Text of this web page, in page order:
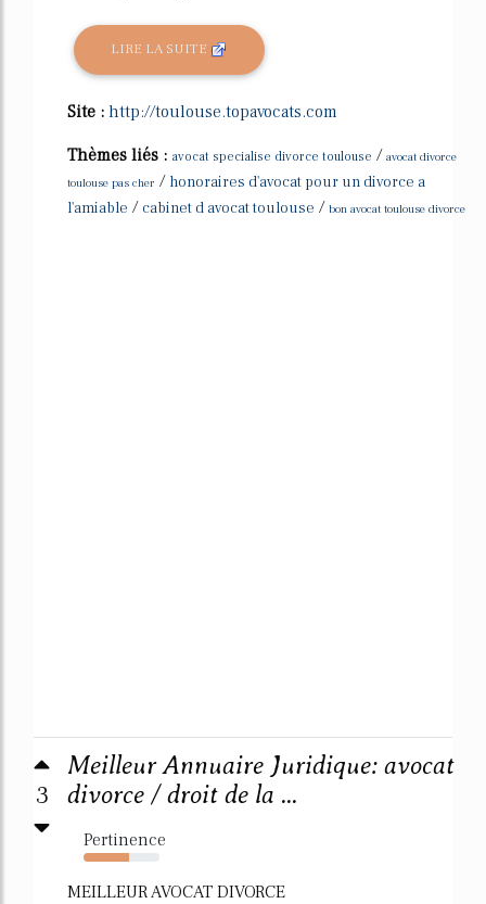
LIRE LA SUITE
Site : http://toulouse.topavocats.com
Thèmes liés : avocat specialise divorce toulouse / avocat divorce
toulouse pas cher / honoraires d'avocat pour un divorce a
l'amiable / cabinet d avocat toulouse / bon avocat toulouse divorce
3
Meilleur Annuaire Juridique: avocat
divorce / droit de la ...
Pertinence
60%
MEILLEUR AVOCAT DIVORCE